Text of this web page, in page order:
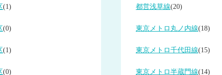
(1)
(0)
(1)
(0)
都営浅草線(20)
東京メトロ丸ノ内線(18)
東京メトロ千代田線(15)
東京メトロ半蔵門線(14)